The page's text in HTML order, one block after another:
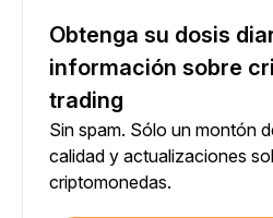
Obtenga su dosis
información sobre
trading
Sin spam. Sólo un montón
calidad y actualizaciones
criptomonedas.